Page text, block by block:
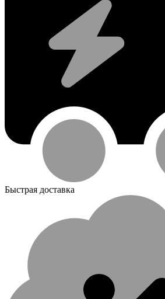
Быстрая доставка